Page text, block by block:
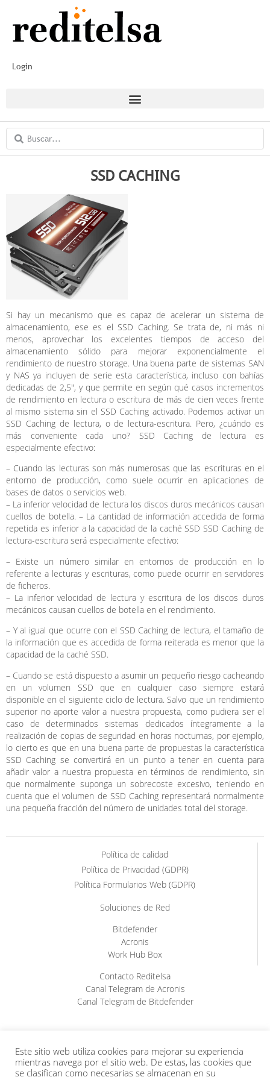
Login
SSD CACHING
Si hay un mecanismo que es capaz de acelerar un sistema de
almacenamiento, ese es el SSD Caching. Se trata de, ni más ni
menos, aprovechar los excelentes tiempos de acceso del
almacenamiento sólido para mejorar exponencialmente el
rendimiento de nuestro storage. Una buena parte de sistemas SAN
y NAS ya incluyen de serie esta característica, incluso con bahías
dedicadas de 2,5″, y que permite en según qué casos incrementos
de rendimiento en lectura o escritura de más de cien veces frente
al mismo sistema sin el SSD Caching activado. Podemos activar un
SSD Caching de lectura, o de lectura-escritura. Pero, ¿cuándo es
más conveniente cada uno? SSD Caching de lectura es
especialmente efectivo:
– Cuando las lecturas son más numerosas que las escrituras en el
entorno de producción, como suele ocurrir en aplicaciones de
bases de datos o servicios web.
– La inferior velocidad de lectura los discos duros mecánicos causan
cuellos de botella. – La cantidad de información accedida de forma
repetida es inferior a la capacidad de la caché SSD SSD Caching de
lectura-escritura será especialmente efectivo:
– Existe un número similar en entornos de producción en lo
referente a lecturas y escrituras, como puede ocurrir en servidores
de ficheros.
– La inferior velocidad de lectura y escritura de los discos duros
mecánicos causan cuellos de botella en el rendimiento.
– Y al igual que ocurre con el SSD Caching de lectura, el tamaño de
la información que es accedida de forma reiterada es menor que la
capacidad de la caché SSD.
– Cuando se está dispuesto a asumir un pequeño riesgo cacheando
en un volumen SSD que en cualquier caso siempre estará
disponible en el siguiente ciclo de lectura. Salvo que un rendimiento
superior no aporte valor a nuestra propuesta, como pudiera ser el
caso de determinados sistemas dedicados íntegramente a la
realización de copias de seguridad en horas nocturnas, por ejemplo,
lo cierto es que en una buena parte de propuestas la característica
SSD Caching se convertirá en un punto a tener en cuenta para
añadir valor a nuestra propuesta en términos de rendimiento, sin
que normalmente suponga un sobrecoste excesivo, teniendo en
cuenta que el volumen de SSD Caching representará normalmente
una pequeña fracción del número de unidades total del storage.
Política de calidad
Política de Privacidad (GDPR)
Política Formularios Web (GDPR)
Soluciones de Red
Bitdefender
Acronis
Work Hub Box
Contacto Reditelsa
Canal Telegram de Acronis
Canal Telegram de Bitdefender
Este sitio web utiliza cookies para mejorar su experiencia
mientras navega por el sitio web. De estas, las cookies que
se clasifican como necesarias se almacenan en su